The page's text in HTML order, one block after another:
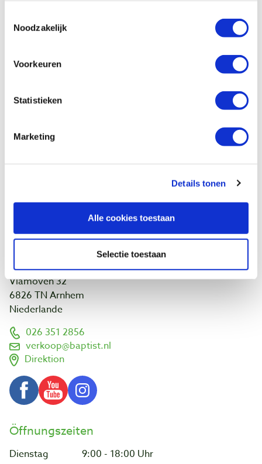
Noodzakelijk
Voorkeuren
Statistieken
Marketing
Details tonen
Alle cookies toestaan
Selectie toestaan
Zahlung
Datenschutzerklärung
Ontdek IJsseloord 1
Kalender
Links und Adressen
Vlamoven 32
6826 TN Arnhem
Niederlande
026 351 2856
verkoop@baptist.nl
Direktion
Öffnungszeiten
Dienstag 9:00 - 18:00 Uhr